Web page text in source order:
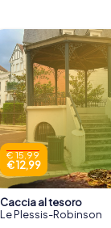
€ 15,99
€ 12,99
Caccia al tesoro
Le Plessis-Robinson